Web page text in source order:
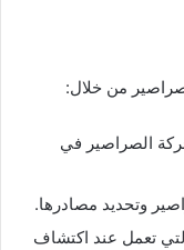
من خلال:
الصراصير في
وتحديد مصادرها.
تعمل عند اكتشاف